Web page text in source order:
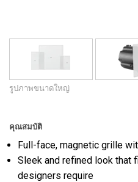
รูปภาพขนาดใหญ่
คุณสมบัติ
Full-face, magnetic grille
Sleek and refined look that
designers require